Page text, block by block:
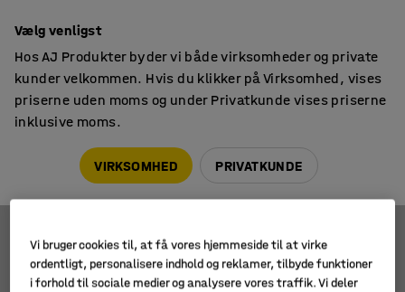
Affaldsvogne
Filtre Sortér
Vælg venligst
Hos AJ Produkter byder vi både virksomheder og private
kunder velkommen. Hvis du klikker på Virksomhed, vises
priserne uden moms og under Privatkunde vises priserne
inklusive moms.
VIRKSOMHED PRIVATKUNDE
Vi bruger cookies til, at få vores hjemmeside til at virke
ordentligt, personalisere indhold og reklamer, tilbyde funktioner
i forhold til sociale medier og analysere vores traffik. Vi deler